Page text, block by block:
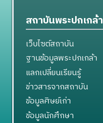
สถาบันพระปกเกล้า
เว็บไซต์สถาบัน
ฐานข้อมูลพระปกเกล้า
แลกเปลี่ยนเรียนรู้
ข่าวสารจากสถาบัน
ข้อมูลศิษย์เก่า
ข้อมูลนักศึกษา